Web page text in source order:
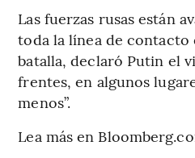
Las fuerzas rusas están
toda la línea de contacto
batalla, declaró Putin el
frentes, en algunos
menos”.
Lea más en